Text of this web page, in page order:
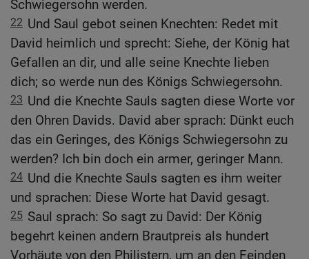
Schwiegersohn werden.
22 Und Saul gebot seinen Knechten: Redet mit
David heimlich und sprecht: Siehe, der König hat
Gefallen an dir, und alle seine Knechte lieben
dich; so werde nun des Königs Schwiegersohn.
23 Und die Knechte Sauls sagten diese Worte vor
den Ohren Davids. David aber sprach: Dünkt euch
das ein Geringes, des Königs Schwiegersohn zu
werden? Ich bin doch ein armer, geringer Mann.
24 Und die Knechte Sauls sagten es ihm weiter
und sprachen: Diese Worte hat David gesagt.
25 Saul sprach: So sagt zu David: Der König
begehrt keinen andern Brautpreis als hundert
Vorhäute von den Philistern, um an den Feinden